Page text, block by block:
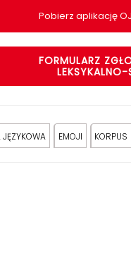
Pobierz aplikację
FORMULARZ
JĘZYKOWA EMOJI KORPUS